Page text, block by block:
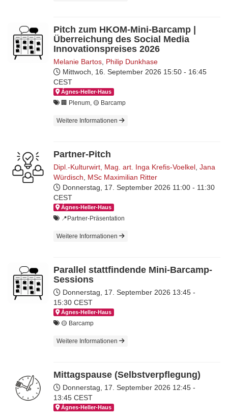
Pitch zum HKOM-Mini-Barcamp |
Überreichung des Social Media
Innovationspreises 2026
Melanie Bartos Philip Dunkhase
Mittwoch, 16. September 2026 15:50 - 16:45
CEST
Ágnes-Hel­ler-Haus
🏢 Plenum, 🟡 Barcamp
Weitere Informationen
Partner-Pitch
Dipl.-Kulturwirt, Mag. art. Inga Krefis-Voelkel Jana
Würdisch
MSc Maximilian Ritter
Donnerstag, 17. September 2026 11:00 - 11:30
CEST
Ágnes-Hel­ler-Haus
📍Partner-Präsentation
Weitere Informationen
Parallel stattfindende Mini-Barcamp-
Sessions
Donnerstag, 17. September 2026 13:45 -
15:30 CEST
Ágnes-Hel­ler-Haus
🟡 Barcamp
Weitere Informationen
Mittagspause (Selbstverpflegung)
Donnerstag, 17. September 2026 12:45 -
13:45 CEST
Ágnes-Hel­ler-Haus